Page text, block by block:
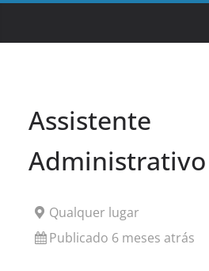
Assistente
Administrativo
Qualquer lugar
Publicado 6 meses atrás